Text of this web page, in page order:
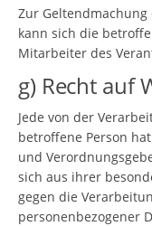
Zur
kann sich die
Mitarbeiter des
g) Recht auf
Jede von der
betroffene Person
und
sich aus ihrer
gegen die
personenbezogener